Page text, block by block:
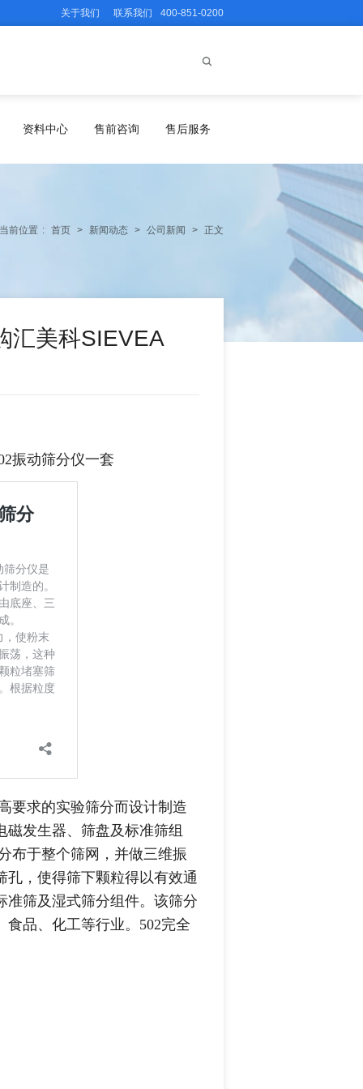
关于我们 联系我们 400-851-0200
资料中心 售前咨询 售后服务
当前位置 : 首页 > 新闻动态 > 公司新闻 > 正文
汇美科SIEVEA
振动筛分仪一套
要求的实验筛分而设计制造
发生器、筛盘及标准筛组
布于整个筛网，并做三维振
，使得筛下颗粒得以有效通
准筛及湿式筛分组件。该筛分
品、化工等行业。502完全